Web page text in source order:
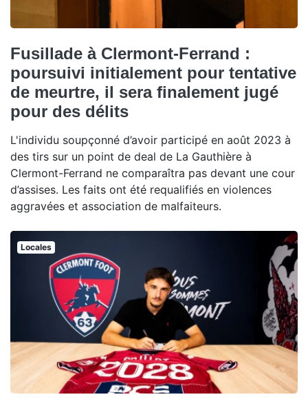
Fusillade à Clermont-Ferrand :
poursuivi initialement pour tentative
de meurtre, il sera finalement jugé
pour des délits
L'individu soupçonné d’avoir participé en août 2023 à
des tirs sur un point de deal de La Gauthière à
Clermont-Ferrand ne comparaîtra pas devant une cour
d’assises. Les faits ont été requalifiés en violences
aggravées et association de malfaiteurs.
Locales